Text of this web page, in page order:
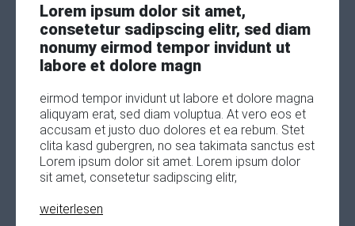
Lorem ipsum dolor sit amet,
consetetur sadipscing elitr, sed diam
nonumy eirmod tempor invidunt ut
labore et dolore magn
eirmod tempor invidunt ut labore et dolore magna
aliquyam erat, sed diam voluptua. At vero eos et
accusam et justo duo dolores et ea rebum. Stet
clita kasd gubergren, no sea takimata sanctus est
Lorem ipsum dolor sit amet. Lorem ipsum dolor
sit amet, consetetur sadipscing elitr,
weiterlesen